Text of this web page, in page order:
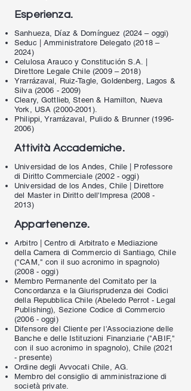
Esperienza.
Sanhueza, Díaz & Domínguez (2024 – oggi)
Seduc | Amministratore Delegato (2018 –
2024)
Celulosa Arauco y Constitución S.A. |
Direttore Legale Chile (2009 – 2018)
Yrarrázaval, Ruiz-Tagle, Goldenberg, Lagos &
Silva (2006 - 2009)
Cleary, Gottlieb, Steen & Hamilton, Nueva
York, USA (2000-2001).
Philippi, Yrarrázaval, Pulido & Brunner (1996-
2006)
Attività Accademiche.
Universidad de los Andes, Chile | Professore
di Diritto Commerciale (2002 - oggi)
Universidad de los Andes, Chile | Direttore
del Master in Diritto dell'Impresa (2008 -
2013)
Appartenenze.
Arbitro | Centro di Arbitrato e Mediazione
della Camera di Commercio di Santiago, Chile
("CAM," con il suo acronimo in spagnolo)
(2008 - oggi)
Membro Permanente del Comitato per la
Concordanza e la Giurisprudenza dei Codici
della Repubblica Chile (Abeledo Perrot - Legal
Publishing), Sezione Codice di Commercio
(2006 - oggi)
Difensore del Cliente per l'Associazione delle
Banche e delle Istituzioni Finanziarie ("ABIF,"
con il suo acronimo in spagnolo), Chile (2021
- presente)
Ordine degli Avvocati Chile, AG.
​Membro del consiglio di amministrazione di
società private.